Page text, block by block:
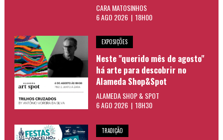
CARA MATOSINHOS
6 AGO 2026 | 18H00
EXPOSIÇÕES
Neste "querido mês de agosto"
há arte para descobrir no
Alameda Shop&Spot
ALAMEDA SHOP & SPOT
6 AGO 2026 | 18H30
TRADIÇÃO